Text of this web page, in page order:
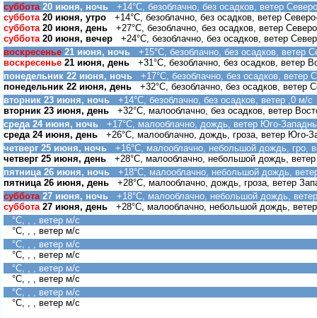
суббота20 июня, ночь +14°C, безоблачно, без осадков, ветер
суббота20 июня, утро +14°C, безоблачно, без осадков, ветер
суббота20 июня, день +27°C, безоблачно, без осадков, ветер
суббота20 июня, вечер +24°C, безоблачно, без осадков, ветер
оскресенье 21 июня, ночь +15°C, безоблачно, без осадков, ветер
оскресенье 21 июня, день +31°C, безоблачно, без осадков, ветер
понедельник 22 июня, ночь +17°C, безоблачно, без осадков, ветер
понедельник 22 июня, день +32°C, безоблачно, без осадков, ветер
торник 23 июня, ночь +14°C, безоблачно, без осадков, ветер ,0 м/с
торник 23 июня, день +32°C, малооблачно, без осадков, ветер
среда 24 июня, ночь +17°C, малооблачно, дождь, ветер Юго-
среда 24 июня, день +26°C, малооблачно, дождь, гроза, ветер Юго-
четверг 25 июня, ночь +16°C, малооблачно, небольшой дождь, гро,
четверг 25 июня, день +28°C, малооблачно, небольшой дождь,
пятница 26 июня, ночь +18°C, малооблачно, небольшой дождь,
пятница 26 июня, день +28°C, малооблачно, дождь, гроза, ветер
суббота27 июня, ночь +18°C, малооблачно, небольшой дождь,
суббота27 июня, день +28°C, малооблачно, небольшой дождь,
°C, , , ветер м/с
°C, , , ветер м/с
°C, , , ветер м/с
°C, , , ветер м/с
°C, , , ветер м/с
°C, , , ветер м/с
°C, , , ветер м/с
°C, , , ветер м/с